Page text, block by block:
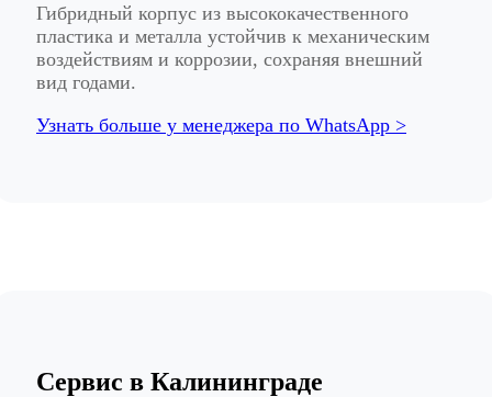
Гибридный корпус из высококачественного
пластика и металла устойчив к механическим
воздействиям и коррозии, сохраняя внешний
вид годами.
Узнать больше у менеджера по WhatsApp >
Сервис в Калининграде